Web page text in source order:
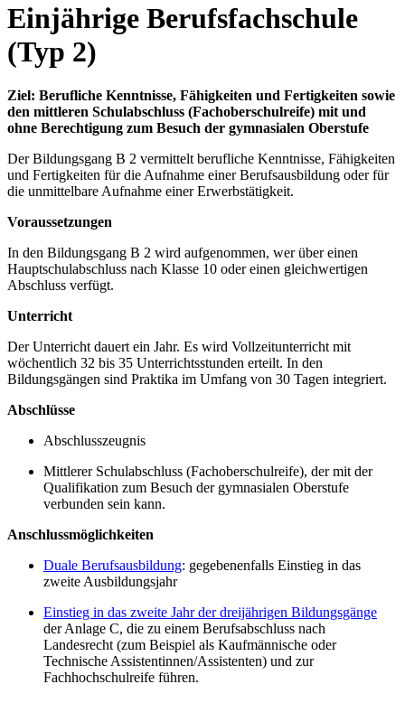
Einjährige Berufsfachschule
(Typ 2)
Ziel: Berufliche Kenntnisse, Fähigkeiten und Fertigkeiten sowie
den mittleren Schulabschluss (Fachoberschulreife) mit und
ohne Berechtigung zum Besuch der gymnasialen Oberstufe
Der Bildungsgang B 2 vermittelt berufliche Kenntnisse, Fähigkeiten
und Fertigkeiten für die Aufnahme einer Berufsausbildung oder für
die unmittelbare Aufnahme einer Erwerbstätigkeit.
Voraussetzungen
In den Bildungsgang B 2 wird aufgenommen, wer über einen
Hauptschulabschluss nach Klasse 10 oder einen gleichwertigen
Abschluss verfügt.
Unterricht
Der Unterricht dauert ein Jahr. Es wird Vollzeitunterricht mit
wöchentlich 32 bis 35 Unterrichtsstunden erteilt. In den
Bildungsgängen sind Praktika im Umfang von 30 Tagen integriert.
Abschlüsse
Abschlusszeugnis
Mittlerer Schulabschluss (Fachoberschulreife), der mit der
Qualifikation zum Besuch der gymnasialen Oberstufe
verbunden sein kann.
Anschlussmöglichkeiten
Duale Berufsausbildung: gegebenenfalls Einstieg in das
zweite Ausbildungsjahr
Einstieg in das zweite Jahr der dreijährigen Bildungsgänge
der Anlage C, die zu einem Berufsabschluss nach
Landesrecht (zum Beispiel als Kaufmännische oder
Technische Assistentinnen/Assistenten) und zur
Fachhochschulreife führen.